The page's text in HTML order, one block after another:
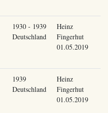
1930 - 1939
Deutschland
Heinz
Fingerhut
01.05.2019
1939
Deutschland
Heinz
Fingerhut
01.05.2019